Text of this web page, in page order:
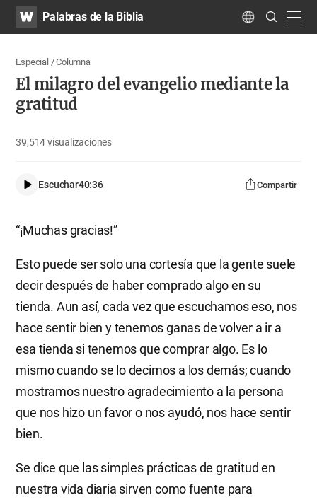
WATVPalabras de la Biblia Language
Search
Submit
Especial / Columna
El milagro del evangelio mediante la
gratitud
39,514visualizaciones
Escuchar40:36 Compartir
“¡Muchas gracias!”
Esto puede ser solo una cortesía que la gente suele
decir después de haber comprado algo en su
tienda. Aun así, cada vez que escuchamos eso, nos
hace sentir bien y tenemos ganas de volver a ir a
esa tienda si tenemos que comprar algo. Es lo
mismo cuando se lo decimos a los demás; cuando
mostramos nuestro agradecimiento a la persona
que nos hizo un favor o nos ayudó, nos hace sentir
bien.
Se dice que las simples prácticas de gratitud en
nuestra vida diaria sirven como fuente para